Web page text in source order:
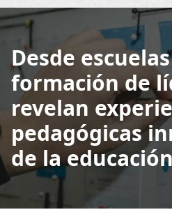
Desde
formación de
revelan
pedagógicas
de la